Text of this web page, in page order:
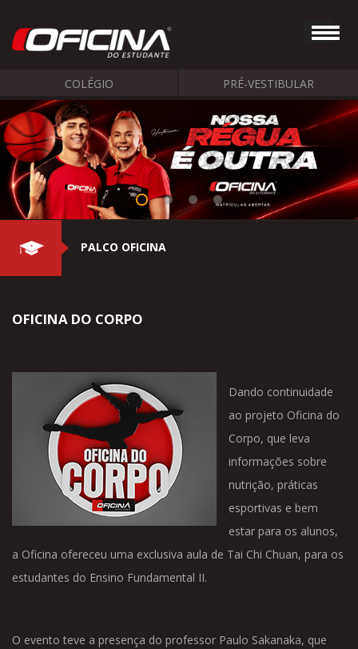
COLÉGIO PRÉ-VESTIBULAR
PALCO OFICINA
OFICINA DO CORPO
Dando continuidade
ao projeto Oficina do
Corpo, que leva
informações sobre
nutrição, práticas
esportivas e bem
estar para os alunos,
a Oficina ofereceu uma exclusiva aula de Tai Chi Chuan, para os
estudantes do Ensino Fundamental II.
O evento teve a presença do professor Paulo Sakanaka, que